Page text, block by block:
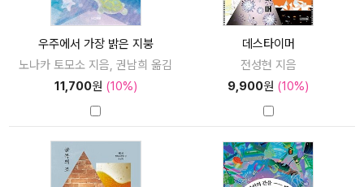
우주에서 가장 밝은 지붕
노나카 토모소 지음, 권남희 옮김
11,700원 (10%)
데스타이머
전성현 지음
9,900원 (10%)